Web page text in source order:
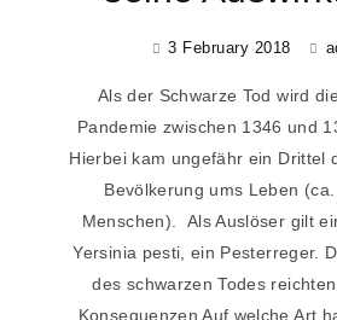
3 February 2018
Als der Schwarze Tod wird
Pandemie zwischen 1346 und
Hierbei kam ungefähr ein Drittel
Bevölkerung ums Leben
Menschen). Als Auslöser gilt
Yersinia pesti, ein Pesterreger.
des schwarzen Todes
Konsequenzen Auf welche Art